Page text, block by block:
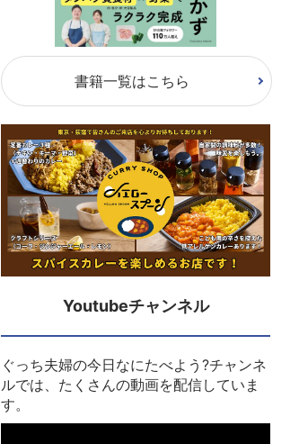
書籍一覧はこちら
Youtubeチャンネル
ぐっち夫婦の今日なにたべよう?チャンネ
ルでは、たくさんの動画を配信していま
す。